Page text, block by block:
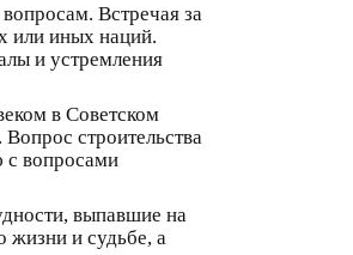
Встречая за
или иных наций.
и устремления
в Советском
строительства
с вопросами
выпавшие на
жизни и судьбе, а